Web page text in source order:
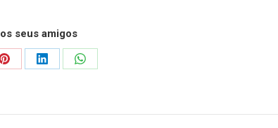
seus amigos
Share
Share
Share